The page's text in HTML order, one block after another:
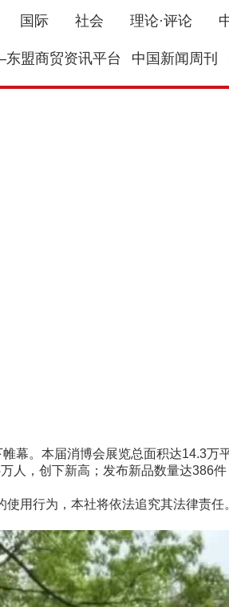
国际 社会 理论·评论
盟商贸资讯平台 中国新闻周刊
。本届消博会展览总面积达14.3万
人，创下新高；发布新品数量达386
用行为，本社将依法追究其法律责任